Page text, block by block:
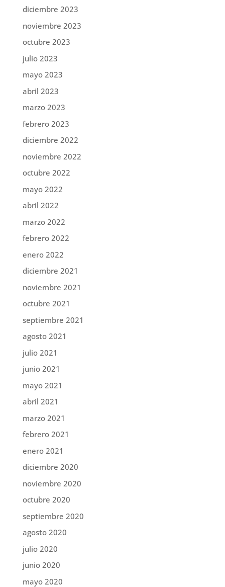
diciembre 2023
noviembre 2023
octubre 2023
julio 2023
mayo 2023
abril 2023
marzo 2023
febrero 2023
diciembre 2022
noviembre 2022
octubre 2022
mayo 2022
abril 2022
marzo 2022
febrero 2022
enero 2022
diciembre 2021
noviembre 2021
octubre 2021
septiembre 2021
agosto 2021
julio 2021
junio 2021
mayo 2021
abril 2021
marzo 2021
febrero 2021
enero 2021
diciembre 2020
noviembre 2020
octubre 2020
septiembre 2020
agosto 2020
julio 2020
junio 2020
mayo 2020